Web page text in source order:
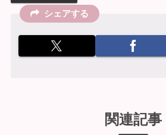
シェアする
関連記事